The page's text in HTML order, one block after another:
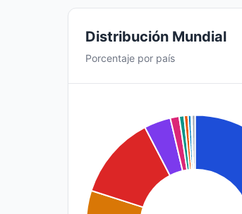
Distribución Mundial
Porcentaje por país